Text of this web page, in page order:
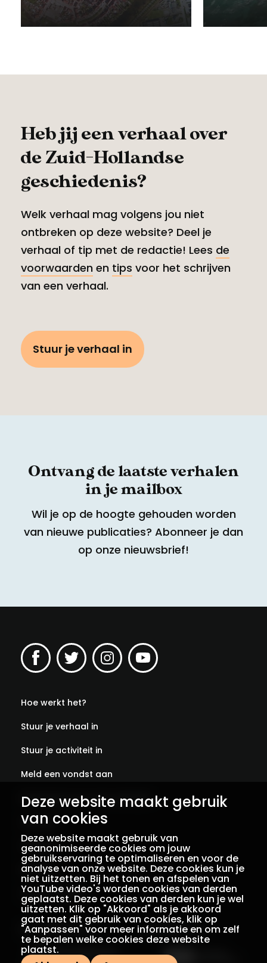
Deze website maakt gebruik
van cookies
Deze website maakt gebruik van
geanonimiseerde cookies om jouw
gebruikservaring te optimaliseren en voor de
analyse van onze website. Deze cookies kun je
niet uitzetten. Bij het tonen en afspelen van
YouTube video's worden cookies van derden
geplaatst. Deze cookies van derden kun je wel
uitzetten. Klik op "Akkoord" als je akkoord
gaat met dit gebruik van cookies, klik op
"Aanpassen" voor meer informatie en om zelf
te bepalen welke cookies deze website
plaatst.
30 januari 2017 10
Heb jij een verhaal over
de Zuid-Hollandse
geschiedenis?
Welk verhaal mag volgens jou niet
ontbreken op deze website? Deel je
verhaal of tip met de redactie! Lees de
voorwaarden en tips voor het schrijven
van een verhaal.
Stuur je verhaal in
Ontvang de laatste verhalen
in je mailbox
Wil je op de hoogte gehouden worden
van nieuwe publicaties? Abonneer je dan
op onze nieuwsbrief!
Hoe werkt het?
Stuur je verhaal in
Stuur je activiteit in
Meld een vondst aan
Abonneer je op onze verhalen
Contact
Colofon
Privacy
Voorwaarden
Een initiatief van Met dank aan